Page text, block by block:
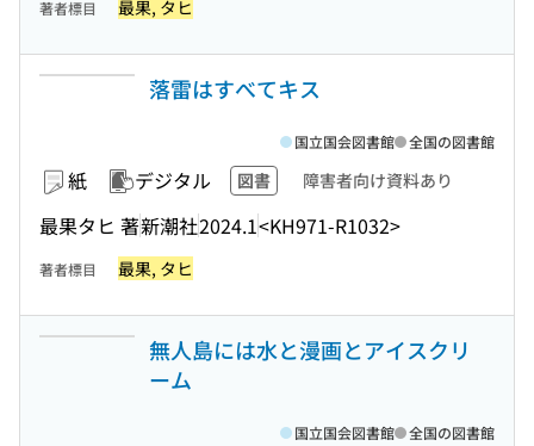
著者標目 最果, タヒ
落雷はすべてキス
紙 デジタル 図書 障害者向け資料あり
最果タヒ 著新潮社2024.1<KH971-R1032>
国立国会図書館 全国の図書館
著者標目 最果, タヒ
無人島には水と漫画とアイスクリ
ーム
国立国会図書館 全国の図書館